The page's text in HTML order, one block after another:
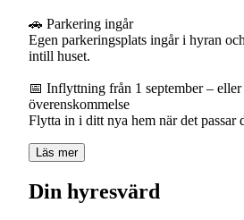
🚗 Parkering ingår
Egen parkeringsplats ingår i hyran
intill huset.
📅 Inflyttning från 1 september –
överenskommelse
Flytta in i ditt nya hem när det passar
Läs mer
Din hyresvärd